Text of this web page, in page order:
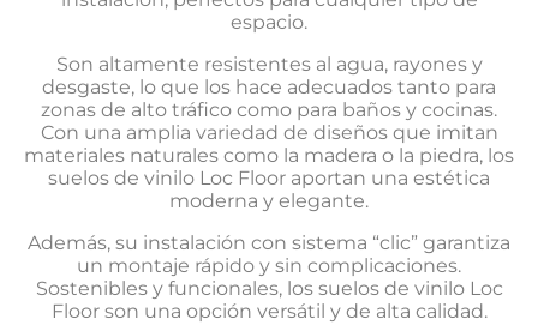
espacio.
Son altamente resistentes al agua, rayones y
desgaste, lo que los hace adecuados tanto para
zonas de alto tráfico como para baños y cocinas.
Con una amplia variedad de diseños que imitan
materiales naturales como la madera o la piedra, los
suelos de vinilo Loc Floor aportan una estética
moderna y elegante.
Además, su instalación con sistema “clic” garantiza
un montaje rápido y sin complicaciones.
Sostenibles y funcionales, los suelos de vinilo Loc
Floor son una opción versátil y de alta calidad.